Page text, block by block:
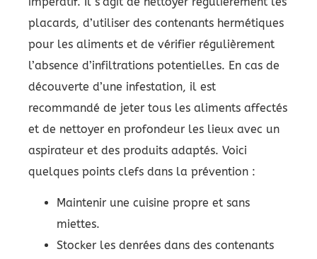
placards, d’utiliser des contenants hermétiques
pour les aliments et de vérifier régulièrement
l’absence d’infiltrations potentielles. En cas de
découverte d’une infestation, il est
recommandé de jeter tous les aliments affectés
et de nettoyer en profondeur les lieux avec un
aspirateur et des produits adaptés. Voici
quelques points clefs dans la prévention :
Maintenir une cuisine propre et sans
miettes.
Stocker les denrées dans des contenants